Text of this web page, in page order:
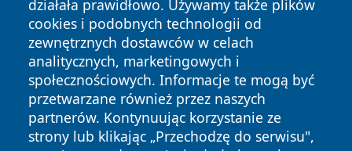
działała prawidłowo. Używamy także plików
cookies i podobnych technologii od
zewnętrznych dostawców w celach
analitycznych, marketingowych i
społecznościowych. Informacje te mogą być
przetwarzane również przez naszych
partnerów. Kontynuując korzystanie ze
strony lub klikając „Przechodzę do serwisu",
Copyright © 2026 wostrowcu.pl Wszystkie prawa zastrzeżone.
News Autorzy
Polityka
Prywatności
Polityka
Cookies